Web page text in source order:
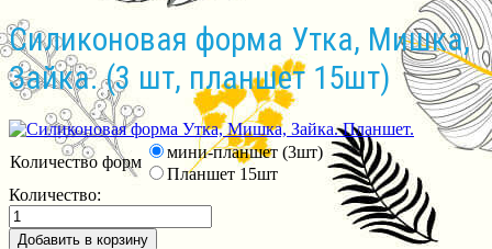
Силиконовая форма Утка, Мишка,
Зайка. (3 шт, планшет 15шт)
Количество форм
мини-планшет (3шт)
Планшет 15шт
Количество:
Добавить в корзину